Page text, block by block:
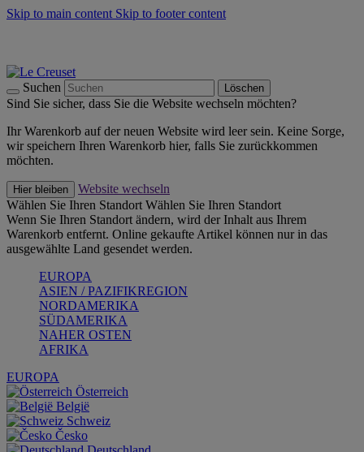
Skip to main content Skip to footer content
Suchen Löschen
Sind Sie sicher, dass Sie die Website wechseln möchten?
Ihr Warenkorb auf der neuen Website wird leer sein. Keine Sorge,
wir speichern Ihren Warenkorb hier, falls Sie zurückkommen
möchten.
Hier bleiben
Website wechseln
Wählen Sie Ihren Standort Wählen Sie Ihren Standort
Wenn Sie Ihren Standort ändern, wird der Inhalt aus Ihrem
Warenkorb entfernt. Online gekaufte Artikel können nur in das
ausgewählte Land gesendet werden.
EUROPA
ASIEN / PAZIFIKREGION
NORDAMERIKA
SÜDAMERIKA
NAHER OSTEN
AFRIKA
EUROPA
Österreich
België
Schweiz
Česko